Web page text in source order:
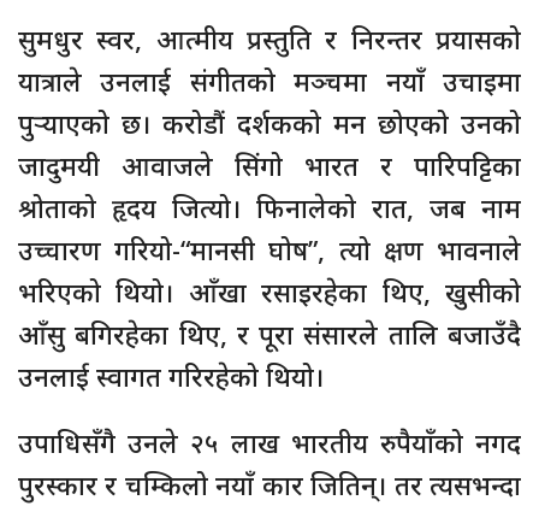
सुमधुर स्वर, आत्मीय प्रस्तुति र निरन्तर प्रयासको
यात्राले उनलाई संगीतको मञ्चमा नयाँ उचाइमा
पुर्‍याएको छ। करोडौं दर्शकको मन छोएको उनको
जादुमयी आवाजले सिंगो भारत र पारिपट्टिका
श्रोताको हृदय जित्यो। फिनालेको रात, जब नाम
उच्चारण गरियो-“मानसी घोष”, त्यो क्षण भावनाले
भरिएको थियो। आँखा रसाइरहेका थिए, खुसीको
आँसु बगिरहेका थिए, र पूरा संसारले तालि बजाउँदै
उनलाई स्वागत गरिरहेको थियो।
उपाधिसँगै उनले २५ लाख भारतीय रुपैयाँको नगद
पुरस्कार र चम्किलो नयाँ कार जितिन्। तर त्यसभन्दा